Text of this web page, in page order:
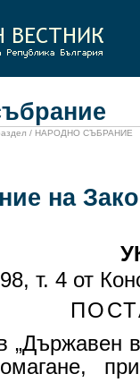
/ НАРОДНО СЪБРАНИЕ
на
т. 4 от
„Държавен